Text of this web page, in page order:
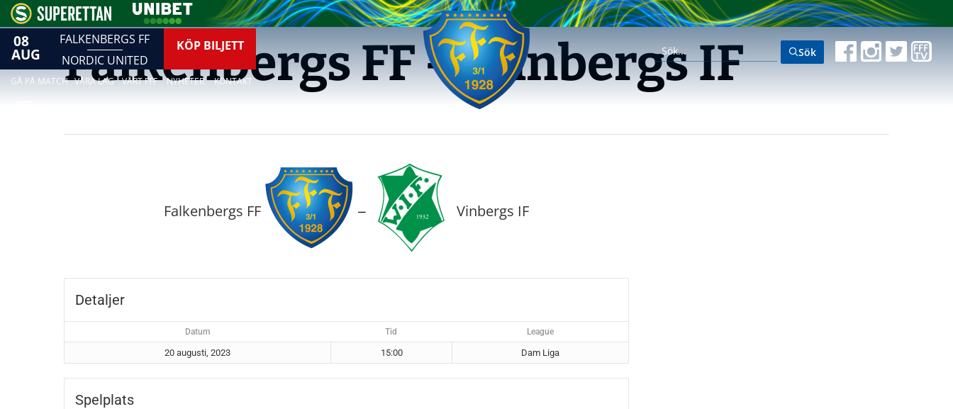
08
AUG
FALKENBERGS FF
NORDIC UNITED
KÖP BILJETT Sök
GÅ PÅ MATCH VÅRA LAG VÅRT FFF NYHETER KONTAKT
Falkenbergs FF — Vinbergs IF
Falkenbergs FF — Vinbergs IF
Detaljer
Datum Tid League
20 augusti, 2023 15:00 Dam Liga
Spelplats